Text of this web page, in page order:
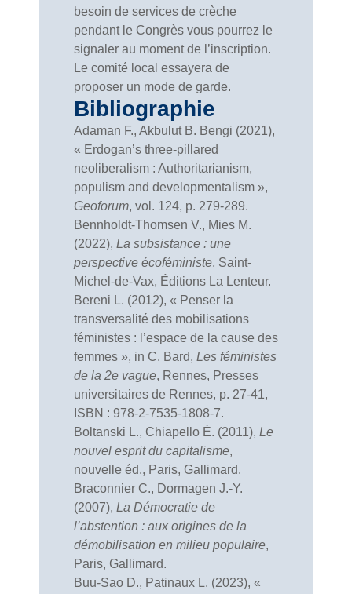
besoin de services de crèche
pendant le Congrès vous pourrez le
signaler au moment de l’inscription.
Le comité local essayera de
proposer un mode de garde.
Bibliographie
Adaman F., Akbulut B. Bengi (2021),
« Erdogan’s three-pillared
neoliberalism : Authoritarianism,
populism and developmentalism »,
Geoforum, vol. 124, p. 279-289.
Bennholdt-Thomsen V., Mies M.
(2022), La subsistance : une
perspective écoféministe, Saint-
Michel-de-Vax, Éditions La Lenteur.
Bereni L. (2012), « Penser la
transversalité des mobilisations
féministes : l’espace de la cause des
femmes », in C. Bard, Les féministes
de la 2e vague, Rennes, Presses
universitaires de Rennes, p. 27-41,
ISBN : 978-2-7535-1808-7.
Boltanski L., Chiapello È. (2011), Le
nouvel esprit du capitalisme,
nouvelle éd., Paris, Gallimard.
Braconnier C., Dormagen J.-Y.
(2007), La Démocratie de
l’abstention : aux origines de la
démobilisation en milieu populaire,
Paris, Gallimard.
Buu-Sao D., Patinaux L. (2023), «